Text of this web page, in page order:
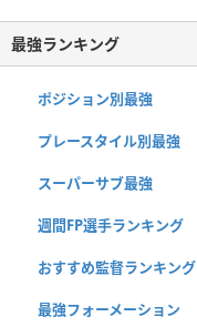
最強ランキング
ポジション別最強
プレースタイル別最強
スーパーサブ最強
週間FP選手ランキング
おすすめ監督ランキング
最強フォーメーション